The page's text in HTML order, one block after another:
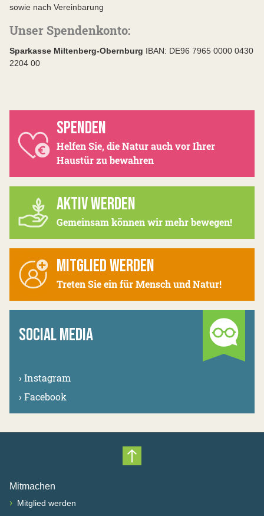
sowie nach Vereinbarung
Unser Spendenkonto: ​
Sparkasse Miltenberg-Obernburg IBAN: DE96 7965 0000 0430
2204 00 ​
SPENDEN
Helfen Sie, die Natur auch vor Ihrer
Haustür zu bewahren
AKTIV WERDEN
Gemeinsam können wir mehr bewegen!
MITGLIED WERDEN
Treten Sie ein für Mensch und Natur!
SOCIAL MEDIA
› Instagram
› Facebook
Nach oben scrollen
Mitmachen
› Mitglied werden